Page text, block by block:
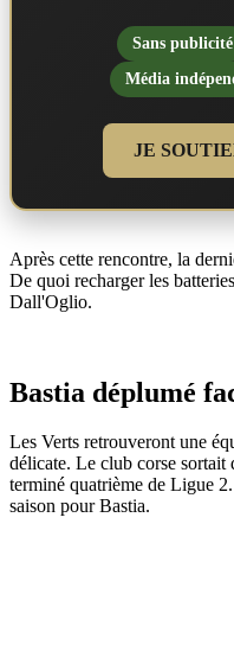
Sans publicité
Média
JE
Après cette rencontre, la
De quoi recharger les
Dall'Oglio.
Bastia déplumé
Les Verts retrouveront une
délicate. Le club corse sortait
terminé quatrième de Ligue
saison pour Bastia.